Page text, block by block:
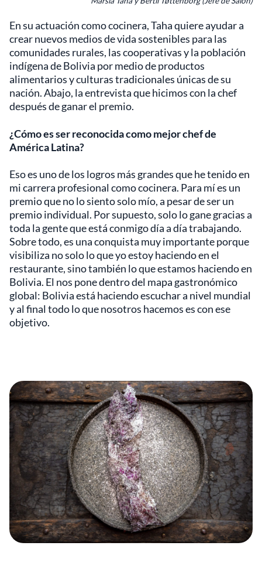
En su actuación como cocinera, Taha quiere ayudar a
crear nuevos medios de vida sostenibles para las
comunidades rurales, las cooperativas y la población
indígena de Bolivia por medio de productos
alimentarios y culturas tradicionales únicas de su
nación. Abajo, la entrevista que hicimos con la chef
después de ganar el premio.
¿Cómo es ser reconocida como mejor chef de
América Latina?
Eso es uno de los logros más grandes que he tenido en
mi carrera profesional como cocinera. Para mí es un
premio que no lo siento solo mío, a pesar de ser un
premio individual. Por supuesto, solo lo gane gracias a
toda la gente que está conmigo día a día trabajando.
Sobre todo, es una conquista muy importante porque
visibiliza no solo lo que yo estoy haciendo en el
restaurante, sino también lo que estamos haciendo en
Bolivia. El nos pone dentro del mapa gastronómico
global: Bolivia está haciendo escuchar a nivel mundial
y al final todo lo que nosotros hacemos es con ese
objetivo.